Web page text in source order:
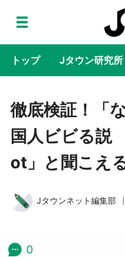
トップ Jタウン研究所
地域×二次元 絶景
ラプラ
公式プロ
の「猫
徹底検証！「
国人ビビる
ot」と聞こえ
Jタウンネット編集部
0